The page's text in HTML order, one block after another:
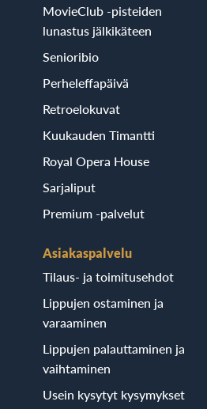
MovieClub -pisteiden
lunastus jälkikäteen
Senioribio
Perheleffapäivä
Retroelokuvat
Kuukauden Timantti
Royal Opera House
Sarjaliput
Premium -palvelut
Asiakaspalvelu
Tilaus- ja toimitusehdot
Lippujen ostaminen ja
varaaminen
Lippujen palauttaminen ja
vaihtaminen
Usein kysytyt kysymykset